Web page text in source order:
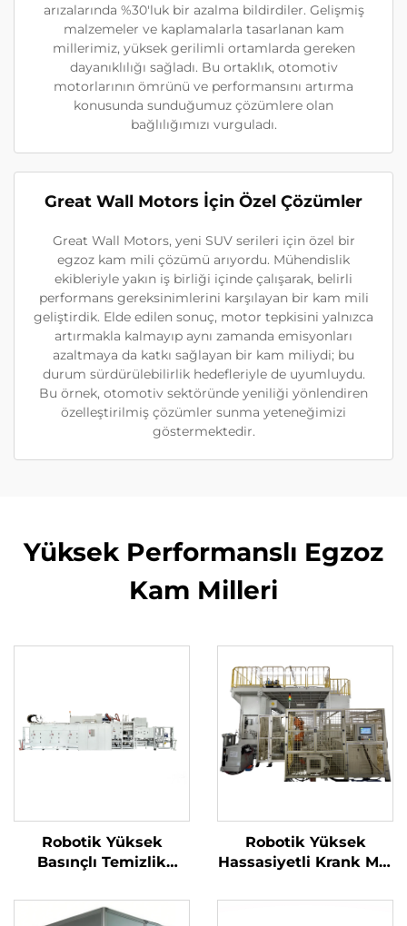
arızalarında %30'luk bir azalma bildirdiler. Gelişmiş
malzemeler ve kaplamalarla tasarlanan kam
millerimiz, yüksek gerilimli ortamlarda gereken
dayanıklılığı sağladı. Bu ortaklık, otomotiv
motorlarının ömrünü ve performansını artırma
konusunda sunduğumuz çözümlere olan
bağlılığımızı vurguladı.
Great Wall Motors İçin Özel Çözümler
Great Wall Motors, yeni SUV serileri için özel bir
egzoz kam mili çözümü arıyordu. Mühendislik
ekibleriyle yakın iş birliği içinde çalışarak, belirli
performans gereksinimlerini karşılayan bir kam mili
geliştirdik. Elde edilen sonuç, motor tepkisini yalnızca
artırmakla kalmayıp aynı zamanda emisyonları
azaltmaya da katkı sağlayan bir kam miliydi; bu
durum sürdürülebilirlik hedefleriyle de uyumluydu.
Bu örnek, otomotiv sektöründe yeniliği yönlendiren
özelleştirilmiş çözümler sunma yeteneğimizi
göstermektedir.
Yüksek Performanslı Egzoz
Kam Milleri
Robotik Yüksek
Basınçlı Temizlik
Robotik Yüksek
Hassasiyetli Krank Mili